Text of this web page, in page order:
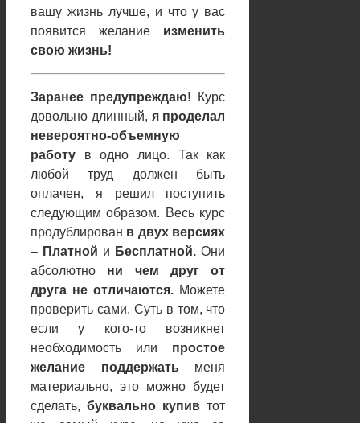
вашу жизнь лучше, и что у вас
появится желание изменить
свою жизнь!
Заранее предупреждаю! Курс
довольно длинный, я проделал
невероятно-объемную
работу в одно лицо. Так как
любой труд должен быть
оплачен, я решил поступить
следующим образом. Весь курс
продублирован в двух версиях
– Платной и Бесплатной. Они
абсолютно ни чем друг от
друга не отличаются. Можете
проверить сами. Суть в том, что
если у кого-то возникнет
необходимость или простое
желание поддержатьменя
материально, это можно будет
сделать,буквально купив тот